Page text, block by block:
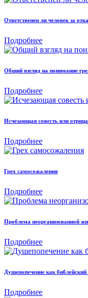
Ответственен ли человек за
Подробнее
Общий взгляд на понимание
Подробнее
Исчезающая совесть или
Подробнее
Грех самосожаления
Подробнее
Проблема неорганизованной
Подробнее
Душепопечение как библейский
Подробнее